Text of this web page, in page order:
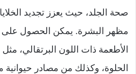
صحة الجلد، حيث يعزز تجديد
مظهر البشرة. يمكن الحصول على
الأطعمة ذات اللون البرتقالي،
الحلوة، وكذلك من مصادر حيوانية